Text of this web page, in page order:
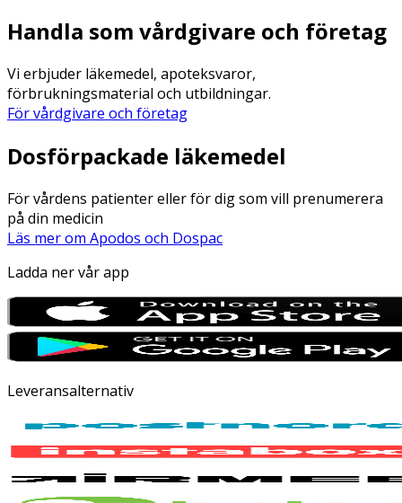
Handla som vårdgivare och företag
Vi erbjuder läkemedel, apoteksvaror,
förbrukningsmaterial och utbildningar.
För vårdgivare och företag
Dosförpackade läkemedel
För vårdens patienter eller för dig som vill prenumerera
på din medicin
Läs mer om Apodos och Dospac
Ladda ner vår app
Leveransalternativ